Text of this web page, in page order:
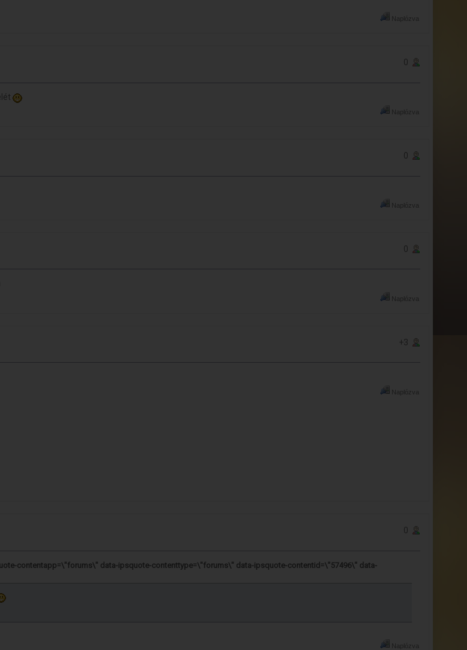
Naplózva
0
Naplózva
0
Naplózva
0
Naplózva
+3
Naplózva
0
contentapp=\"forums\" data-ipsquote-contenttype=\"forums\" data-ipsquote-contentid=\"57496\" data-
Naplózva